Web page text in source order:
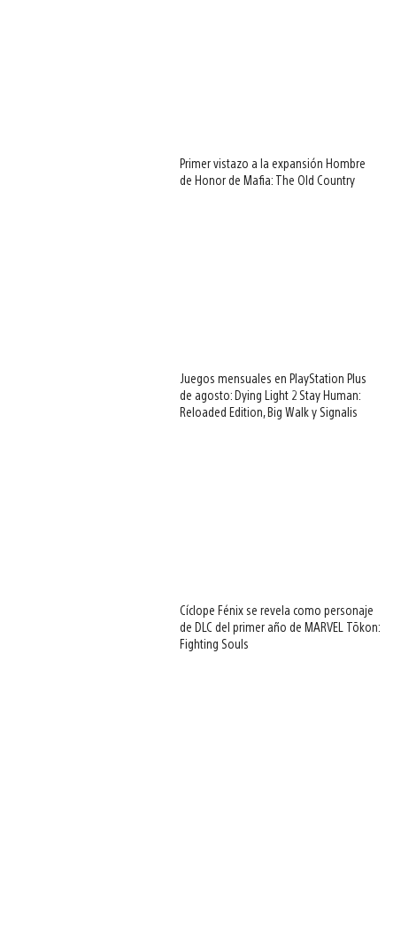
Primer vistazo a la expansión Hombre
de Honor de Mafia: The Old Country
Juegos mensuales en PlayStation Plus
de agosto: Dying Light 2 Stay Human:
Reloaded Edition, Big Walk y Signalis
Cíclope Fénix se revela como personaje
de DLC del primer año de MARVEL Tōkon:
Fighting Souls